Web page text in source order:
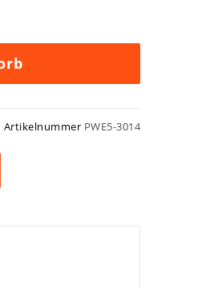
Artikelnummer PWE5-3014